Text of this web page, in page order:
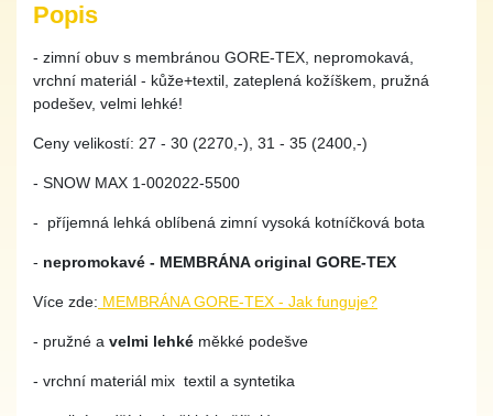
Popis
- zimní obuv s membránou GORE-TEX, nepromokavá,
vrchní materiál - kůže+textil, zateplená kožíškem, pružná
podešev, velmi lehké!
Ceny velikostí: 27 - 30 (2270,-), 31 - 35 (2400,-)
- SNOW MAX 1-002022-5500
- příjemná lehká oblíbená zimní vysoká kotníčková bota
- nepromokavé - MEMBRÁNA original GORE-TEX
Více zde: MEMBRÁNA GORE-TEX - Jak funguje?
- pružné a velmi lehké měkké podešve
- vrchní materiál mix textil a syntetika